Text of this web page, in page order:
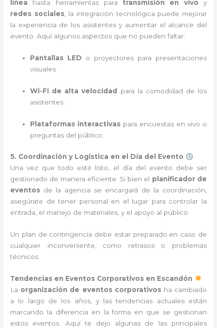
línea hasta herramientas para transmisión en vivo y
redes sociales, la integración tecnológica puede mejorar
la experiencia de los asistentes y aumentar el alcance del
evento. Aquí algunos aspectos que no pueden faltar:
Pantallas LED o proyectores para presentaciones
visuales.
Wi-Fi de alta velocidad
para la comodidad de los
asistentes.
Plataformas interactivas para encuestas en vivo o
preguntas del público.
5. Coordinación y Logística en el Día del Evento
Una vez que todo esté listo, el día del evento debe ser
gestionado de manera eficiente. Si bien el planificador de
eventos de la agencia se encargará de la coordinación,
asegúrate de tener personal en el lugar para controlar la
entrada, el manejo de materiales, y el apoyo al público.
Un plan de contingencia debe estar preparado en caso de
cualquier inconveniente, como retrasos o problemas
técnicos.
Tendencias en Eventos Corporativos en Escandón
La organización de eventos corporativosha cambiado
a lo largo de los años, y las tendencias actuales están
marcando la diferencia en la forma en que se gestionan
estos eventos. Aquí te dejo algunas de las principales